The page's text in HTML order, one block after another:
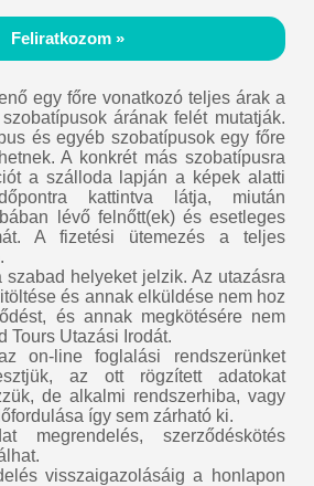
Feliratkozom »
egy főre vonatkozó teljes árak a
árának felét mutatják.
és egyéb szobatípusok egy főre
A konkrét más szobatípusra
a szálloda lapján a képek alatti
kattintva látja, miután
lévő felnőtt(ek) és esetleges
A fizetési ütemezés a teljes
helyeket jelzik. Az utazásra
és annak elküldése nem hoz
és annak megkötésére nem
Tours Utazási Irodát.
on-line foglalási rendszerünket
az ott rögzített adatokat
de alkalmi rendszerhiba, vagy
így sem zárható ki.
megrendelés, szerződéskötés
visszaigazolásáig a honlapon